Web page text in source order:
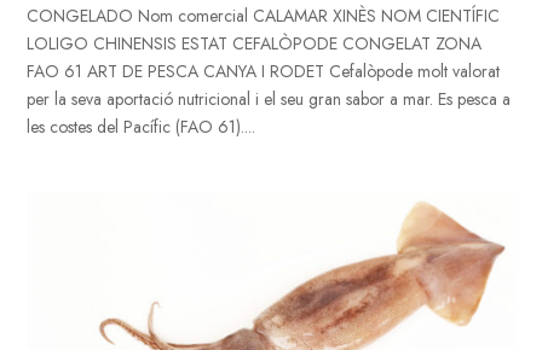
CONGELADO Nom comercial CALAMAR XINÈS NOM CIENTÍFIC
LOLIGO CHINENSIS ESTAT CEFALÒPODE CONGELAT ZONA
FAO 61 ART DE PESCA CANYA I RODET Cefalòpode molt valorat
per la seva aportació nutricional i el seu gran sabor a mar. Es pesca a
les costes del Pacífic (FAO 61)....